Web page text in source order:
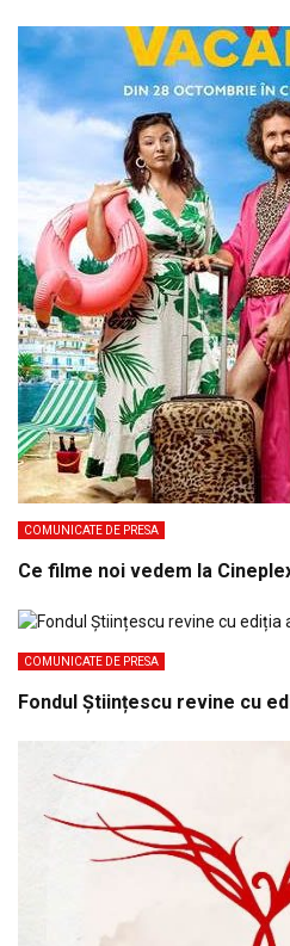
COMUNICATE DE PRESA
Ce filme noi vedem la
COMUNICATE DE PRESA
Fondul Științescu revine cu